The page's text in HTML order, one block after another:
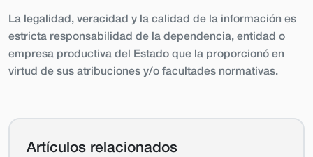
La legalidad, veracidad y la calidad de la información es
estricta responsabilidad de la dependencia, entidad o
empresa productiva del Estado que la proporcionó en
virtud de sus atribuciones y/o facultades normativas.
Artículos relacionados